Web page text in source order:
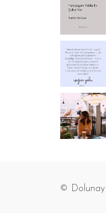
© Dolunay